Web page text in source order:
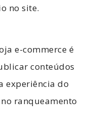
no site.
e-commerce é
conteúdos
experiência do
ranqueamento